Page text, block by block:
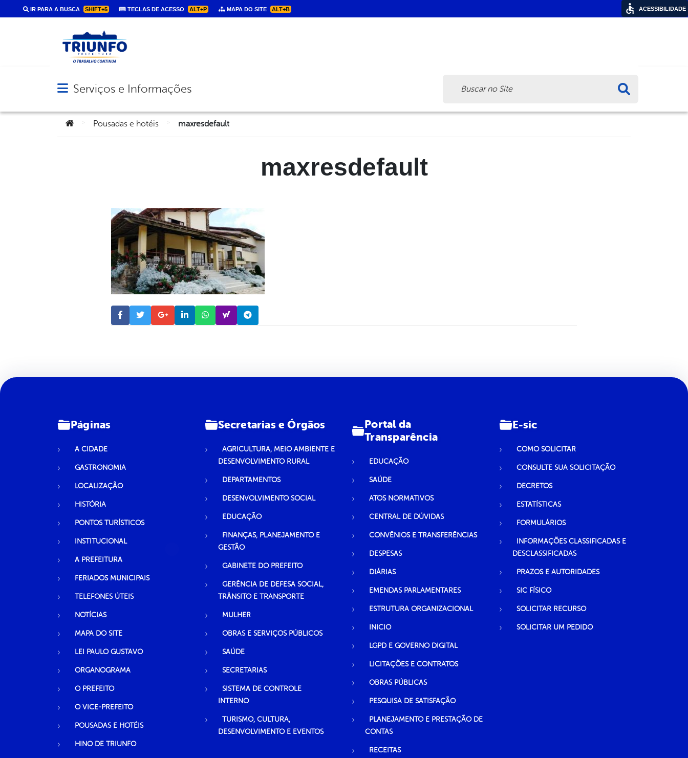
IR PARA A BUSCA SHIFT+5 TECLAS DE ACESSO ALT+P MAPA DO SITE ALT+B
Abrir menu principal de navegação
Serviços e Informações
Você está aqui:Pousadas e hotéis maxresdefault
maxresdefault
Páginas
A CIDADE
GASTRONOMIA
LOCALIZAÇÃO
HISTÓRIA
PONTOS TURÍSTICOS
INSTITUCIONAL
A PREFEITURA
FERIADOS MUNICIPAIS
TELEFONES ÚTEIS
NOTÍCIAS
MAPA DO SITE
LEI PAULO GUSTAVO
ORGANOGRAMA
O PREFEITO
O VICE-PREFEITO
POUSADAS E HOTÉIS
HINO DE TRIUNFO
Secretarias e Órgãos
AGRICULTURA, MEIO AMBIENTE E
DESENVOLVIMENTO RURAL
DEPARTAMENTOS
DESENVOLVIMENTO SOCIAL
EDUCAÇÃO
FINANÇAS, PLANEJAMENTO E
GESTÃO
GABINETE DO PREFEITO
GERÊNCIA DE DEFESA SOCIAL,
TRÂNSITO E TRANSPORTE
MULHER
OBRAS E SERVIÇOS PÚBLICOS
SAÚDE
SECRETARIAS
SISTEMA DE CONTROLE
INTERNO
TURISMO, CULTURA,
DESENVOLVIMENTO E EVENTOS
Portal da
Transparência
EDUCAÇÃO
SAÚDE
ATOS NORMATIVOS
CENTRAL DE DÚVIDAS
CONVÊNIOS E TRANSFERÊNCIAS
DESPESAS
DIÁRIAS
EMENDAS PARLAMENTARES
ESTRUTURA ORGANIZACIONAL
INICIO
LGPD E GOVERNO DIGITAL
LICITAÇÕES E CONTRATOS
OBRAS PÚBLICAS
PESQUISA DE SATISFAÇÃO
PLANEJAMENTO E PRESTAÇÃO DE
CONTAS
RECEITAS
E-sic
COMO SOLICITAR
CONSULTE SUA SOLICITAÇÃO
DECRETOS
ESTATÍSTICAS
FORMULÁRIOS
INFORMAÇÕES CLASSIFICADAS E
DESCLASSIFICADAS
PRAZOS E AUTORIDADES
SIC FÍSICO
SOLICITAR RECURSO
SOLICITAR UM PEDIDO
ACESSIBILIDADE